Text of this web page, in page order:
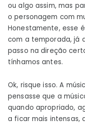
ou algo assim, mas
o personagem com
Honestamente, esse
com a temporada, já
passo na direção
tínhamos antes.
Ok, risque isso. A
pensasse que a
quando apropriado,
a ficar mais intensas,